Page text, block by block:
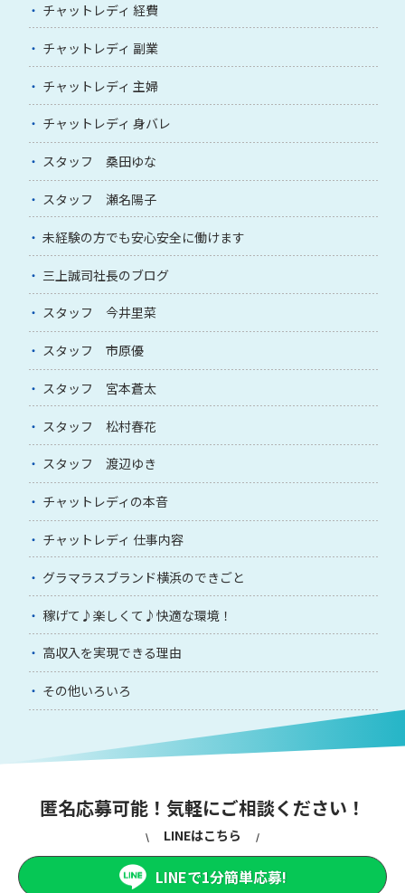
チャットレディ 経費
チャットレディ 副業
チャットレディ 主婦
チャットレディ 身バレ
スタッフ 桑田ゆな
スタッフ 瀬名陽子
未経験の方でも安心安全に働けます
三上誠司社長のブログ
スタッフ 今井里菜
スタッフ 市原優
スタッフ 宮本蒼太
スタッフ 松村春花
スタッフ 渡辺ゆき
チャットレディの本音
チャットレディ 仕事内容
グラマラスブランド横浜のできごと
稼げて♪楽しくて♪快適な環境！
高収入を実現できる理由
その他いろいろ
匿名応募可能！気軽にご相談ください！
LINEはこちら
LINEで1分簡単応募!